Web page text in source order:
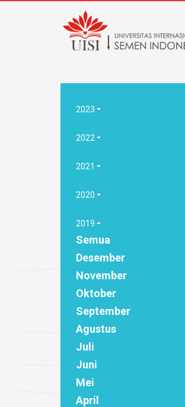
2023
2022
2021
2020
2019
Semua
Desember
November
Oktober
September
Agustus
Juli
Juni
Mei
April